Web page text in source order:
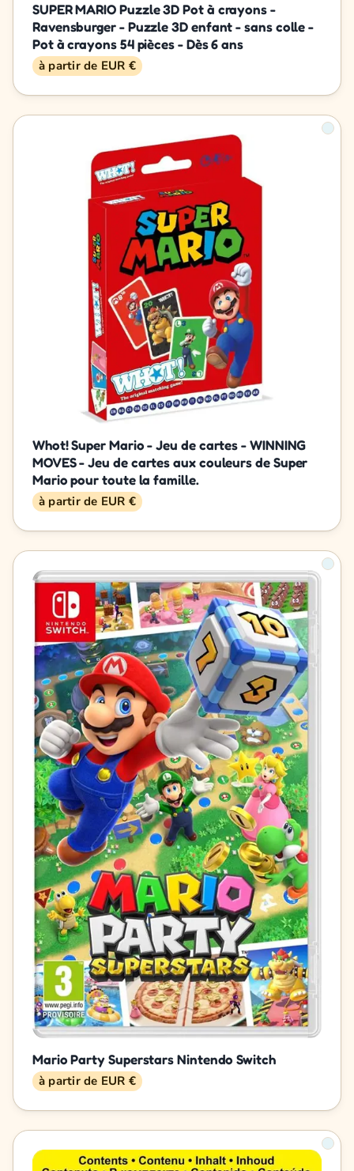
SUPER MARIO Puzzle 3D Pot à crayons -
Ravensburger - Puzzle 3D enfant - sans colle -
Pot à crayons 54 pièces - Dès 6 ans
à partir de EUR €
Whot! Super Mario - Jeu de cartes - WINNING
MOVES - Jeu de cartes aux couleurs de Super
Mario pour toute la famille.
à partir de EUR €
Mario Party Superstars Nintendo Switch
à partir de EUR €